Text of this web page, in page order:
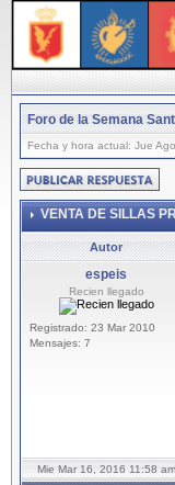
Foro de la Semana
Fecha y hora actual: Jue
VENTA DE SILLAS
Autor
espeis
Recien llegado
Registrado: 23 Mar 2010
Mensajes: 7
Mie Mar 16, 2016 11:58 am